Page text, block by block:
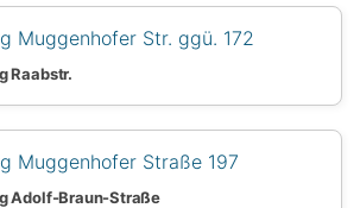
Muggenhofer Str. ggü. 172
Raabstr.
Muggenhofer Straße 197
Adolf-Braun-Straße